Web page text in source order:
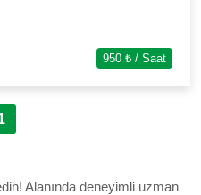
950 ₺ / Saat
Alanında deneyimli uzman